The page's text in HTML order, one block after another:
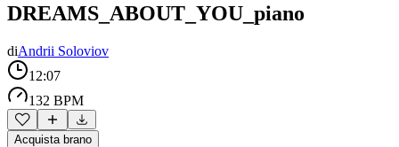
DREAMS_ABOUT_YOU_piano
diAndrii Soloviov
12:07
132 BPM
Acquista brano